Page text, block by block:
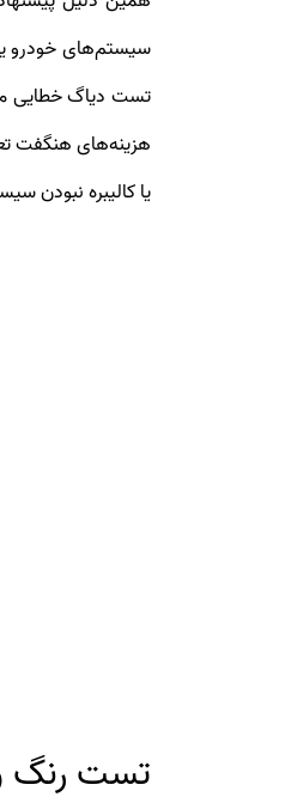
هزینه‌های هنگفت
یا کالیبره نبودن
تست رنگ و